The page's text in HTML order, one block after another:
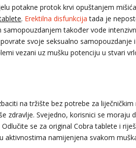
potakne protok krvi opuštanjem
. Erektilna disfunkcija tada je
također vode
svoje seksualno
vezani uz mušku potenciju u stvari
na tržište bez potrebe za
zdravlje. Svejedno, korisnici se
se za original Cobra tablete i
aktivnostima namijenjena svakom